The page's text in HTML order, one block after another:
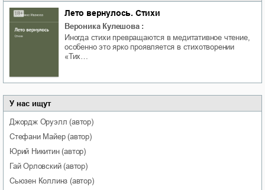
Лето вернулось. Стихи
Вероника Кулешова :
Иногда стихи превращаются в медитативное чтение,
особенно это ярко проявляется в стихотворении
«Тих…
У нас ищут
Джордж Оруэлл (автор)
Стефани Майер(автор)
Юрий Никитин(автор)
Гай Орловский(автор)
Сьюзен Коллинз (автор)